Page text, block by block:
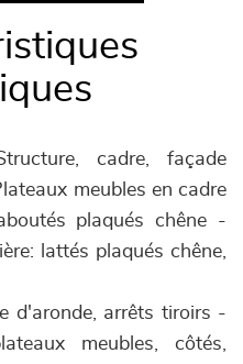
cadre, façade
meubles en cadre
plaqués chêne -
lattés plaqués chêne,
d'aronde, arrêts tiroirs -
meubles, côtés,